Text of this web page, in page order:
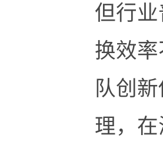
但行
换效
队创
理，